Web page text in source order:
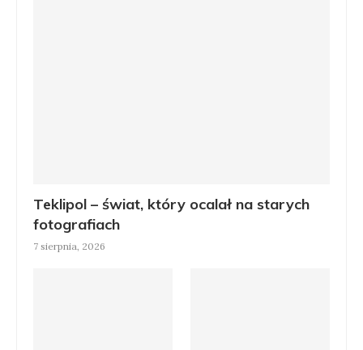
Teklipol – świat, który ocalał na starych
fotografiach
7 sierpnia, 2026